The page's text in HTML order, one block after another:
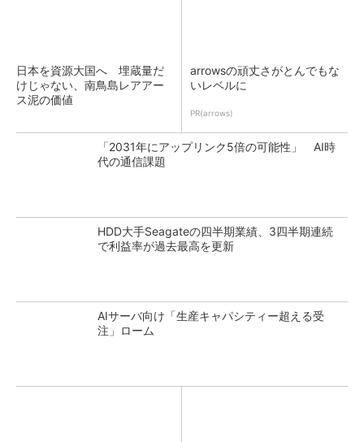
日本を資源大国へ 埋蔵量だ
けじゃない、南鳥島レアアー
ス泥の価値
arrowsの頑丈さがとんでもな
いレベルに
PR(arrows)
「2031年にアップリンク5倍の可能性」 AI時
代の通信課題
HDD大手Seagateの四半期業績、3四半期連続
で利益率が過去最高を更新
AIサーバ向け「生産キャパシティー超える受
注」ローム